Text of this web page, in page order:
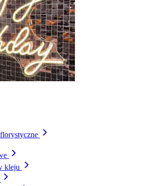
kleju